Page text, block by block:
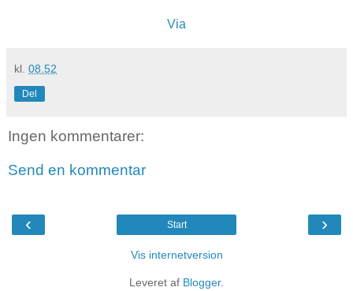
Via
kl. 08.52
Del
Ingen kommentarer:
Send en kommentar
‹ ›
Start
Vis internetversion
Leveret af Blogger.